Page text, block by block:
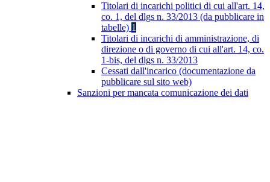
Titolari di incarichi politici di cui all'art. 14,
co. 1, del dlgs n. 33/2013 (da pubblicare in
tabelle) 1
Titolari di incarichi di amministrazione, di
direzione o di governo di cui all'art. 14, co.
1-bis, del dlgs n. 33/2013
Cessati dall'incarico (documentazione da
pubblicare sul sito web)
Sanzioni per mancata comunicazione dei dati